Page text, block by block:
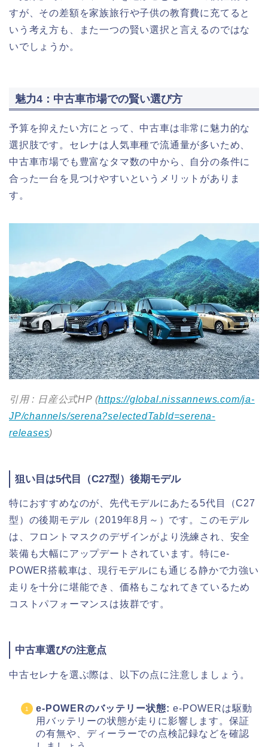
すが、その差額を家族旅行や子供の教育費に充てると
いう考え方も、また一つの賢い選択と言えるのではな
いでしょうか。
魅力4：中古車市場での賢い選び方
予算を抑えたい方にとって、中古車は非常に魅力的な
選択肢です。セレナは人気車種で流通量が多いため、
中古車市場でも豊富なタマ数の中から、自分の条件に
合った一台を見つけやすいというメリットがありま
す。
引用 : 日産公式HP (https://global.nissannews.com/ja-
JP/channels/serena?selectedTabId=serena-
releases)
狙い目は5代目（C27型）後期モデル
特におすすめなのが、先代モデルにあたる5代目（C27
型）の後期モデル（2019年8月～）です。このモデル
は、フロントマスクのデザインがより洗練され、安全
装備も大幅にアップデートされています。特にe-
POWER搭載車は、現行モデルにも通じる静かで力強い
走りを十分に堪能でき、価格もこなれてきているため
コストパフォーマンスは抜群です。
中古車選びの注意点
中古セレナを選ぶ際は、以下の点に注意しましょう。
e-POWERのバッテリー状態: e-POWERは駆動
用バッテリーの状態が走りに影響します。保証
の有無や、ディーラーでの点検記録などを確認